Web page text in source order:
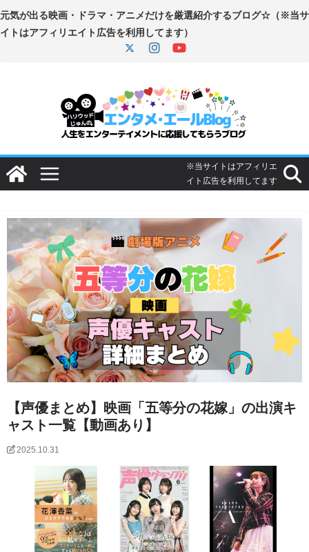
コ
ン
プ
【声優まとめ】映画「五等分の花嫁」の出演キ
ャスト一覧【動画あり】
2025.10.31